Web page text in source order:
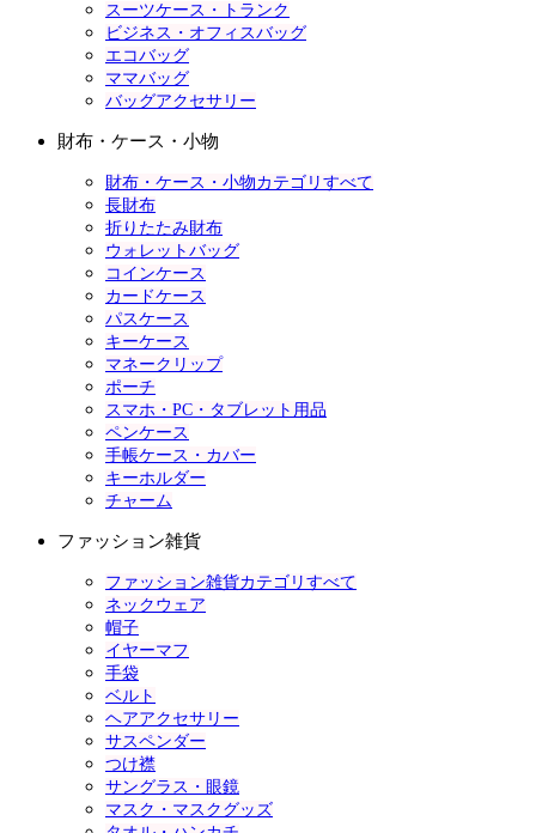
スーツケース・トランク
ビジネス・オフィスバッグ
エコバッグ
ママバッグ
バッグアクセサリー
財布・ケース・小物
財布・ケース・小物カテゴリすべて
長財布
折りたたみ財布
ウォレットバッグ
コインケース
カードケース
パスケース
キーケース
マネークリップ
ポーチ
スマホ・PC・タブレット用品
ペンケース
手帳ケース・カバー
キーホルダー
チャーム
ファッション雑貨
ファッション雑貨カテゴリすべて
ネックウェア
帽子
イヤーマフ
手袋
ベルト
ヘアアクセサリー
サスペンダー
つけ襟
サングラス・眼鏡
マスク・マスクグッズ